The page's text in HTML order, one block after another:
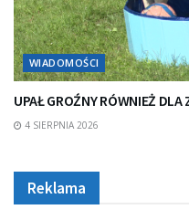
WIADOMOŚCI
UPAŁ GROŹNY RÓWNIEŻ DLA
4 SIERPNIA 2026
Reklama